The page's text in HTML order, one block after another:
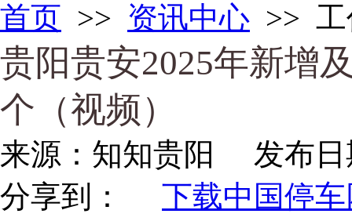
首页 >> 资讯中心 >>
贵阳贵安2025年新增
个（视频）
来源： 知知贵阳
发布日
分享到：
下载中国停车